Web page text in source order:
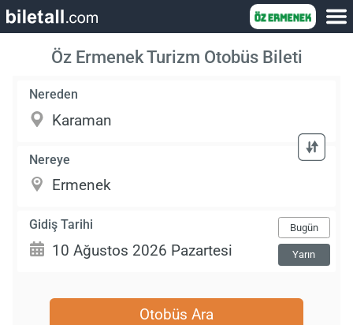
Öz Ermenek Turizm Otobüs Bileti
Nereden
Nereye
Gidiş Tarihi Bugün
Yarın
Otobüs Ara